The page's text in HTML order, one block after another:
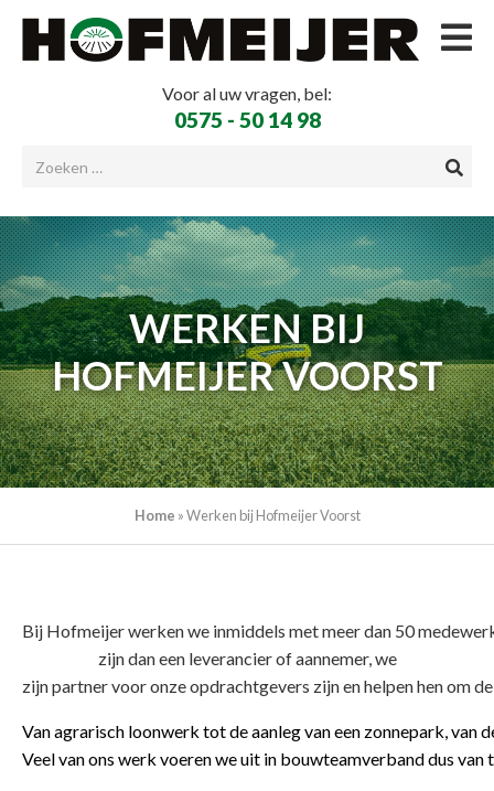
Voor al uw vragen, bel:
0575 - 50 14 98
WERKEN BIJ
HOFMEIJER VOORST
Home »Werken bij Hofmeijer Voorst
Bij Hofmeijer werken we inmiddels met meer dan 50
zijn dan een leverancier of aannemer, we
zijn partner voor onze opdrachtgevers zijn en helpen hen om
Van agrarisch loonwerk tot de aanleg van een zonnepark,
Veel van ons werk voeren we uit in bouwteamverband dus